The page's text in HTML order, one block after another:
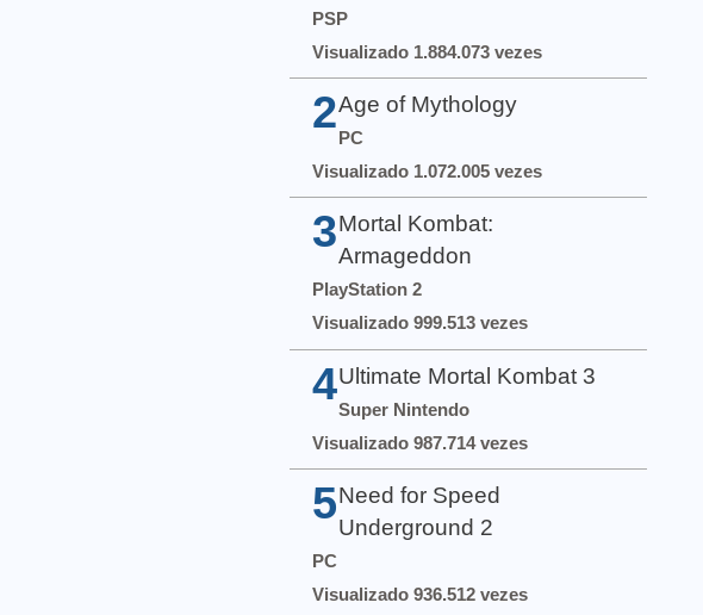
PSP
Visualizado 1.884.073 vezes
2Age of Mythology
PC
Visualizado 1.072.005 vezes
3 Mortal Kombat:
Armageddon
PlayStation 2
Visualizado 999.513 vezes
4 Ultimate Mortal Kombat 3
Super Nintendo
Visualizado 987.714 vezes
5 Need for Speed
Underground 2
PC
Visualizado 936.512 vezes